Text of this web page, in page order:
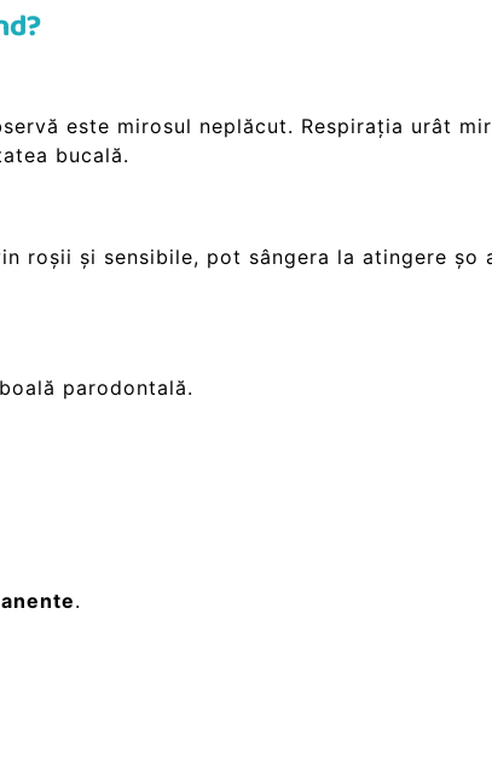
este mirosul neplăcut. Respirația urât
bucală.
roșii și sensibile, pot sângera la atingere
parodontală.
.